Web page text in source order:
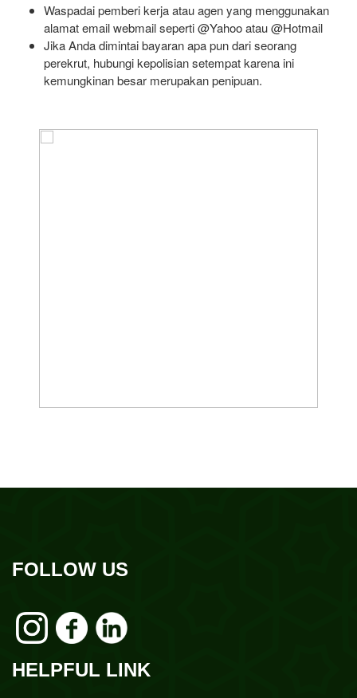
Waspadai pemberi kerja atau agen yang menggunakan
alamat email webmail seperti @Yahoo atau @Hotmail
Jika Anda dimintai bayaran apa pun dari seorang
perekrut, hubungi kepolisian setempat karena ini
kemungkinan besar merupakan penipuan.
FOLLOW US
HELPFUL LINK